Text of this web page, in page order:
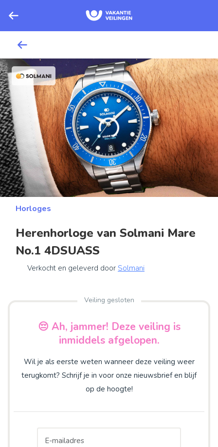
Horloges
Herenhorloge van Solmani Mare
No.1 4DSUASS
Verkocht en geleverd door Solmani
Veiling gesloten
😔 Ah, jammer! Deze veiling is
inmiddels afgelopen.
Wil je als eerste weten wanneer deze veiling weer
terugkomt? Schrijf je in voor onze nieuwsbrief en blijf
op de hoogte!